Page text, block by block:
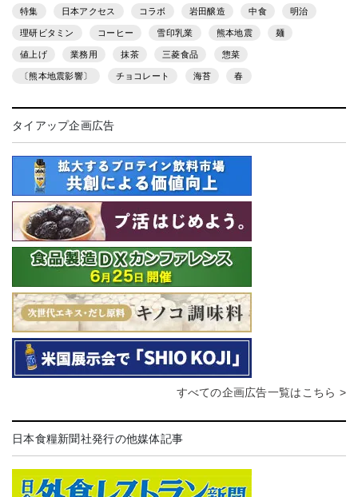
特集 日本アクセス コラボ 岩田醸造 中食 明治
理研ビタミン コーヒー 雪印乳業 熊本地震 麺
値上げ 業務用 抹茶 三菱食品 惣菜
〔熊本地震影響〕 チョコレート 海苔 春
タイアップ企画広告
すべての企画広告一覧はこちら >
日本食糧新聞社発行の他媒体記事